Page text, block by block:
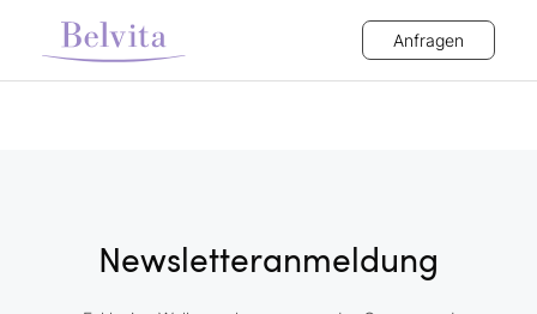
Anfragen
Newsletteranmeldung